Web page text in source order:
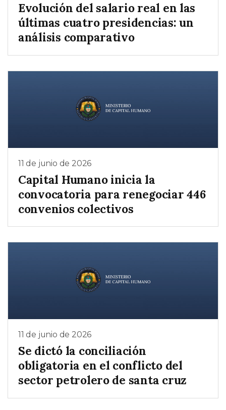
Evolución del salario real en las
últimas cuatro presidencias: un
análisis comparativo
11 de junio de 2026
Capital Humano inicia la
convocatoria para renegociar 446
convenios colectivos
11 de junio de 2026
Se dictó la conciliación
obligatoria en el conflicto del
sector petrolero de santa cruz